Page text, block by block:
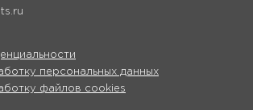
персональных данных
файлов cookies